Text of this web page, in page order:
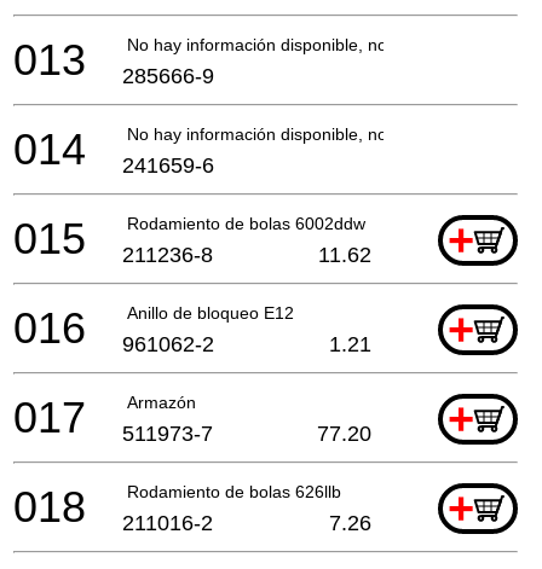
No hay información disponible, no se puede pedir
013 285666-9
No hay información disponible, no se puede pedir
014 241659-6
Rodamiento de bolas 6002ddw +
015 211236-8 11.62
Anillo de bloqueo E12 +
016 961062-2 1.21
Armazón +
017 511973-7 77.20
Rodamiento de bolas 626llb +
018 211016-2 7.26